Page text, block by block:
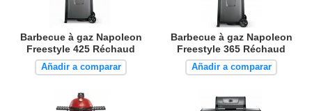
Barbecue à gaz Napoleon
Freestyle 425 Réchaud
Añadir a comparar
Barbecue à gaz Napoleon
Freestyle 365 Réchaud
Añadir a comparar